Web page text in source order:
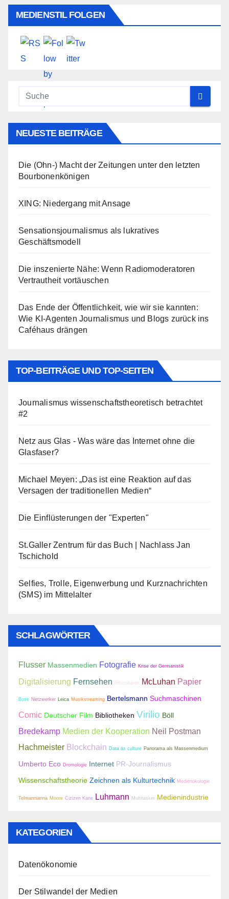
MEDIENSTIL FOLGEN
NEUESTE BEITRÄGE
Die (Ohn-) Macht der Zeitungen unter den letzten
Bourbonenkönigen
XING: Niedergang mit Ansage
Sensationsjournalismus als lukratives
Geschäftsmodell
Die inszenierte Nähe: Wenn Radiomoderatoren
Vertrautheit vortäuschen
Das Ende der Öffentlichkeit, wie wir sie kannten:
Wie KI-Agenten Journalismus und Blogs zurück ins
Caféhaus drängen
TOP-BEITRÄGE UND TOP-SEITEN
Journalismus wissenschaftstheoretisch betrachtet
#2
Netz aus Glas - Was wäre das Internet ohne die
Glasfaser?
Michael Meyen: „Das ist eine Reaktion auf das
Versagen der traditionellen Medien“
Die Einflüsterungen der "Experten"
St.Galler Zentrum für das Buch | Nachlass Jan
Tschichold
Selfies, Trolle, Eigenwerbung und Kurznachrichten
(SMS) im Mittelalter
SCHLAGWÖRTER
Flusser Massenmedien Fotografie Krise der Germanistik
Digitalisierung Fernsehen Infosphären McLuhan Papier
Bose Netzwerker Leica Musikstreaming Bertelsmann Suchmaschinen
Comic Deutscher Film Bibliotheken Virilio Böll
Bredekamp Medien der Kooperation Neil Postman
Hachmeister Blockchain Data as culture Panorama als Massenmedium
Umberto Eco Dromologie Internet PR-Journalismus
Wissenschaftstheorie Zeichnen als Kulturtechnik Medienökologie
Telmannianna Moore Cizizen Kane Luhmann Multitasker Medienindustrie
KATEGORIEN
Datenökonomie
Der Stilwandel der Medien